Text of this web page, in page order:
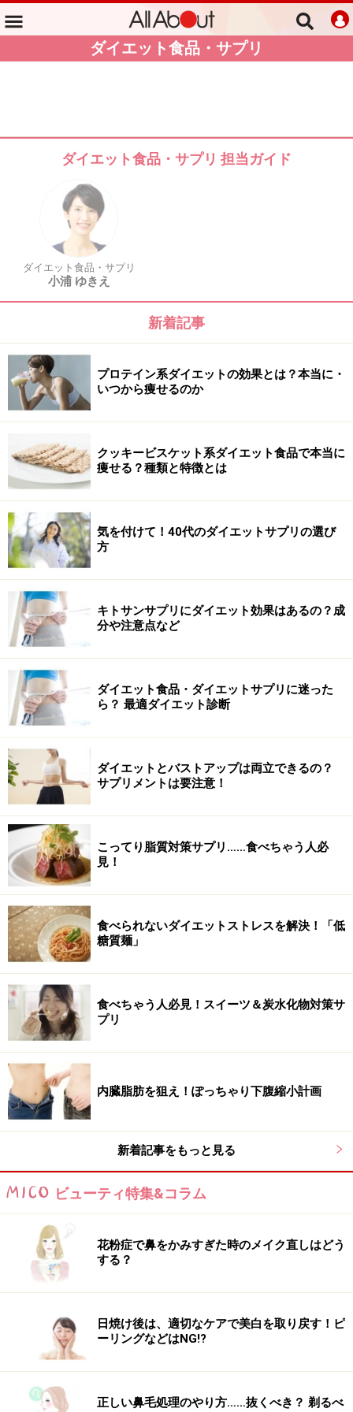
ダイエット食品・サプリ
ダイエット食品・サプリ 担当ガイド
ダイエット食品・サプリ
小浦 ゆきえ
新着記事
プロテイン系ダイエットの効果とは？本当に・
いつから痩せるのか
クッキービスケット系ダイエット食品で本当に
痩せる？種類と特徴とは
気を付けて！40代のダイエットサプリの選び
方
キトサンサプリにダイエット効果はあるの？成
分や注意点など
ダイエット食品・ダイエットサプリに迷った
ら？ 最適ダイエット診断
ダイエットとバストアップは両立できるの？
サプリメントは要注意！
こってり脂質対策サプリ……食べちゃう人必
見！
食べられないダイエットストレスを解決！「低
糖質麺」
食べちゃう人必見！スイーツ＆炭水化物対策サ
プリ
内臓脂肪を狙え！ぽっちゃり下腹縮小計画
新着記事をもっと見る
ビューティ特集&コラム
花粉症で鼻をかみすぎた時のメイク直しはどう
する？
日焼け後は、適切なケアで美白を取り戻す！ピ
ーリングなどはNG!?
正しい鼻毛処理のやり方……抜くべき？ 剃るべ